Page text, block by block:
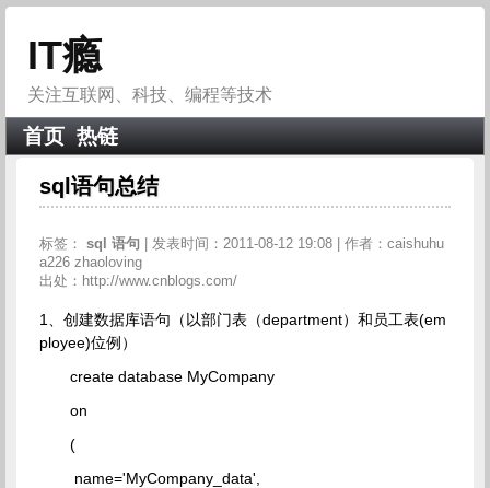
IT瘾
关注互联网、科技、编程等技术
首页 热链
sql语句总结
标签： sql 语句
| 发表时间：2011-08-12 19:08 | 作者：caishuhu
a226 zhaoloving
出处：http://www.cnblogs.com/
1、创建数据库语句（以部门表（department）和员工表(em
ployee)位例）
create database MyCompany
on
(
name='MyCompany_data',